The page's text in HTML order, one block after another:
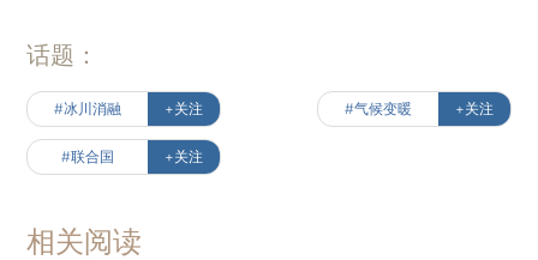
话题：
#冰川消融 +关注 #气候变暖 +关注
#联合国 +关注
相关阅读